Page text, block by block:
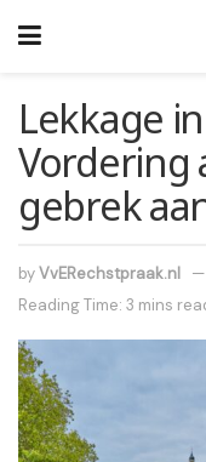
Lekkage
Vordering
gebrek
byVvERechstpraak.nl
Reading Time: 3 mins